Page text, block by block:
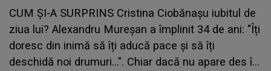
CUM ȘI-A SURPRINS Cristina Ciobănașu iubitul de
ziua lui? Alexandru Mureșan a împlinit 34 de ani: "Îți
doresc din inimă să îți aducă pace și să îți
deschidă noi drumuri...". Chiar dacă nu apare des în